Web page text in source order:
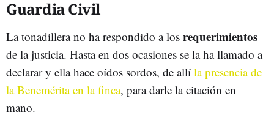
Guardia Civil
La tonadillera no ha respondido a los requerimientos
de la justicia. Hasta en dos ocasiones se la ha llamado a
declarar y ella hace oídos sordos, de allíla presencia de
la Benemérita en la finca, para darle la citación en
mano.